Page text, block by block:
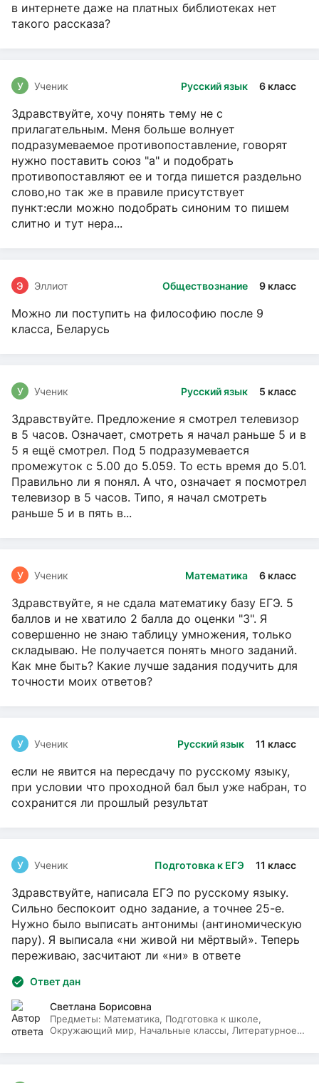
в интернете даже на платных библиотеках нет
такого рассказа?
Русский язык 6 класс
У Ученик
Здравствуйте, хочу понять тему не с
прилагательным. Меня больше волнует
подразумеваемое противопоставление, говорят
нужно поставить союз "а" и подобрать
противопоставляют ее и тогда пишется раздельно
слово,но так же в правиле присутствует
пункт:если можно подобрать синоним то пишем
слитно и тут нера...
Обществознание 9 класс
Э Эллиот
Можно ли поступить на философию после 9
класса, Беларусь
Русский язык 5 класс
У Ученик
Здравствуйте. Предложение я смотрел телевизор
в 5 часов. Означает, смотреть я начал раньше 5 и в
5 я ещё смотрел. Под 5 подразумевается
промежуток с 5.00 до 5.059. То есть время до 5.01.
Правильно ли я понял. А что, означает я посмотрел
телевизор в 5 часов. Типо, я начал смотреть
раньше 5 и в пять в...
Математика 6 класс
У Ученик
Здравствуйте, я не сдала математику базу ЕГЭ. 5
баллов и не хватило 2 балла до оценки "3". Я
совершенно не знаю таблицу умножения, только
складываю. Не получается понять много заданий.
Как мне быть? Какие лучше задания подучить для
точности моих ответов?
Русский язык 11 класс
У Ученик
если не явится на пересдачу по русскому языку,
при условии что проходной бал был уже набран, то
сохранится ли прошлый результат
Подготовка к ЕГЭ 11 класс
У Ученик
Здравствуйте, написала ЕГЭ по русскому языку.
Сильно беспокоит одно задание, а точнее 25-е.
Нужно было выписать антонимы (антиномическую
пару). Я выписала «ни живой ни мёртвый». Теперь
переживаю, засчитают ли «ни» в ответе
Ответ дан
Светлана Борисовна
Предметы: Математика, Подготовка к школе,
Окружающий мир, Начальные классы, Литературное